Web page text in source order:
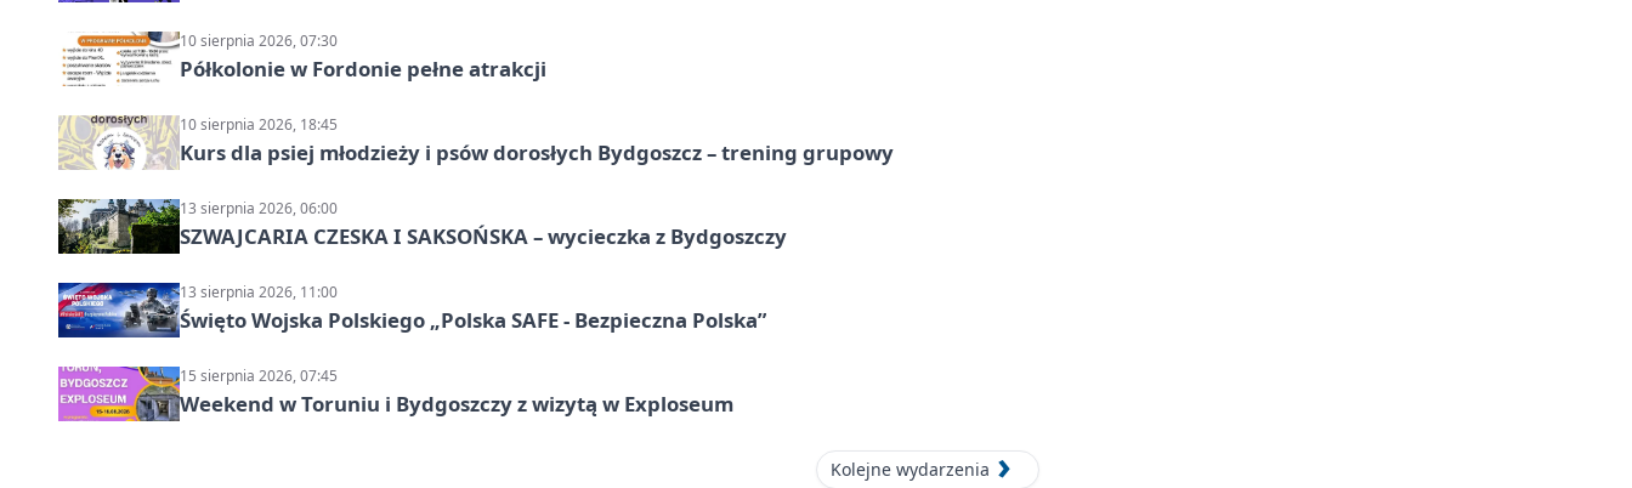
10 sierpnia 2026, 07:30
Półkolonie w Fordonie pełne atrakcji
10 sierpnia 2026, 18:45
Kurs dla psiej młodzieży i psów dorosłych Bydgoszcz – trening grupowy
13 sierpnia 2026, 06:00
SZWAJCARIA CZESKA I SAKSOŃSKA – wycieczka z Bydgoszczy
13 sierpnia 2026, 11:00
Święto Wojska Polskiego „Polska SAFE - Bezpieczna Polska”
15 sierpnia 2026, 07:45
Weekend w Toruniu i Bydgoszczy z wizytą w Exploseum
Kolejne wydarzenia